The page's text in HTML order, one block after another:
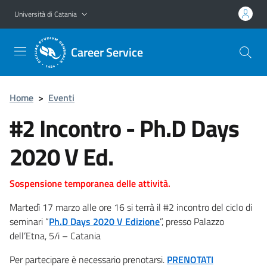
Vai al contenuto principale
Vai al menu di navigazione
Università di Catania
Career Service
Home > Eventi
#2 Incontro - Ph.D Days
2020 V Ed.
Sospensione temporanea delle attività.
Martedì 17 marzo alle ore 16 si terrà il #2 incontro del ciclo di
seminari “Ph.D Days 2020 V Edizione”, presso Palazzo
dell’Etna, 5/i – Catania
Per partecipare è necessario prenotarsi. PRENOTATI